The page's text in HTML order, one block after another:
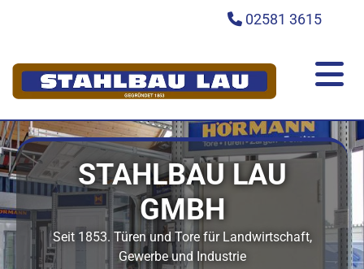
 02581 3615
STAHLBAU LAU
GMBH
Seit 1853. Türen und Tore für Landwirtschaft,
Gewerbe und Industrie